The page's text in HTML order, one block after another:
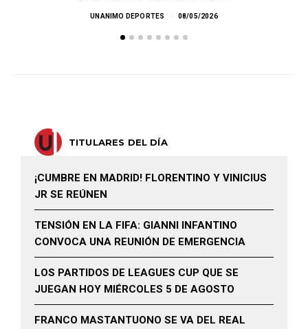
UNANIMO DEPORTES 08/05/2026
TITULARES DEL DÍA
¡CUMBRE EN MADRID! FLORENTINO Y VINICIUS
JR SE REÚNEN
TENSIÓN EN LA FIFA: GIANNI INFANTINO
CONVOCA UNA REUNIÓN DE EMERGENCIA
LOS PARTIDOS DE LEAGUES CUP QUE SE
JUEGAN HOY MIÉRCOLES 5 DE AGOSTO
FRANCO MASTANTUONO SE VA DEL REAL